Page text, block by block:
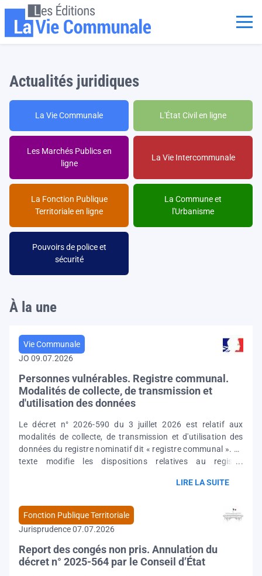
Aller au contenu principal
Actualités juridiques
La Vie Communale L'État Civil en ligne
Les Marchés Publics en
ligne
La Vie Intercommunale
La Fonction Publique
Territoriale en ligne
La Commune et
l'Urbanisme
Pouvoirs de police et
sécurité
À la une
Vie Communale
JO 09.07.2026
Personnes vulnérables. Registre communal.
Modalités de collecte, de transmission et
d'utilisation des données
Le décret n° 2026-590 du 3 juillet 2026 est relatif aux
modalités de collecte, de transmission et d'utilisation des
données du registre nominatif dit « registre communal ». Le
texte modifie les dispositions relatives au registre
n° 2024-317 du 8 avril 2024 portant mesures pour bâtir la
juridique du registre communal, en adaptant notamment
les caractéristiques essentielles des traitements de
données à caractère personnel mis en œuvre pour la tenue
du registre. Il précise les nouvelles finalités du registre
communal
LIRE LA SUITE
Fonction Publique Territoriale
Jurisprudence 07.07.2026
Report des congés non pris. Annulation du
décret n° 2025-564 par le Conseil d’État
Panneau de gestion des cookies